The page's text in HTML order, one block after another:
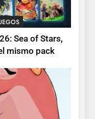
una granja
alma de álbum
fecha,
lo que llega
Sea of Stars,
mismo pack